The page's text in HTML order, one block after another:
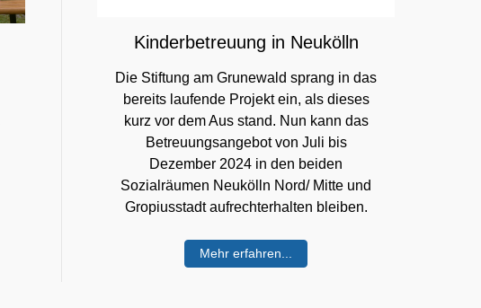
Kinderbetreuung in Neukölln
Die Stiftung am Grunewald sprang in das
bereits laufende Projekt ein, als dieses
kurz vor dem Aus stand. Nun kann das
Betreuungsangebot von Juli bis
Dezember 2024 in den beiden
Sozialräumen Neukölln Nord/ Mitte und
Gropiusstadt aufrechterhalten bleiben.
Mehr erfahren...